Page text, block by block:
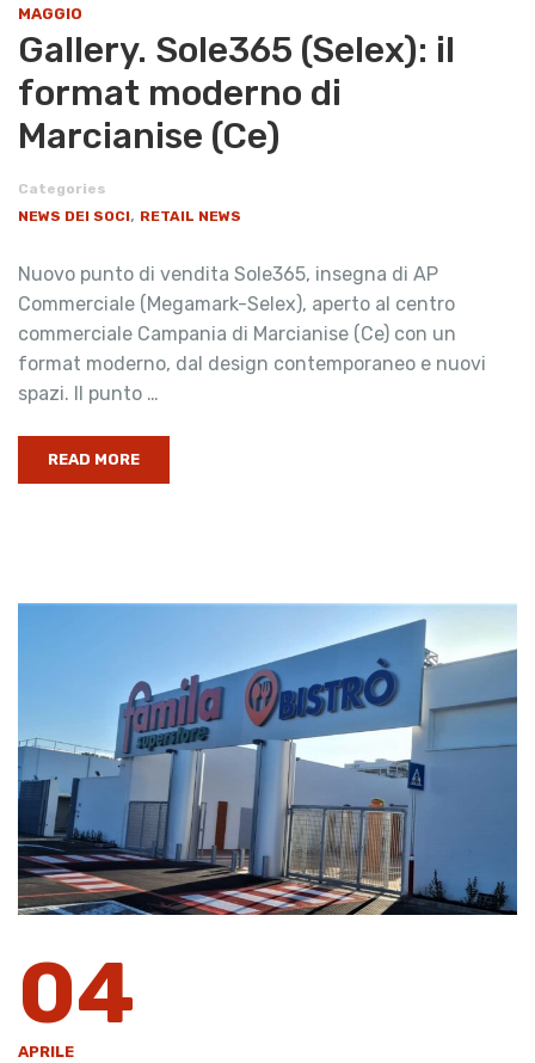
MAGGIO
Gallery. Sole365 (Selex): il
format moderno di
Marcianise (Ce)
Categories
NEWS DEI SOCI, RETAIL NEWS
Nuovo punto di vendita Sole365, insegna di AP
Commerciale (Megamark-Selex), aperto al centro
commerciale Campania di Marcianise (Ce) con un
format moderno, dal design contemporaneo e nuovi
spazi. Il punto …
READ MORE
04
APRILE